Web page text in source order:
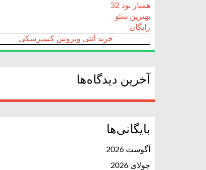
همیار نود 32
بهترین سئو
رایگان
خرید آنتی ویروس کسپرسکی
آخرین دیدگاه‌ها
بایگانی‌ها
آگوست 2026
جولای 2026